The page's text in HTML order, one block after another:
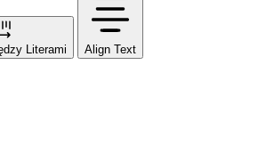
Literami Align Text